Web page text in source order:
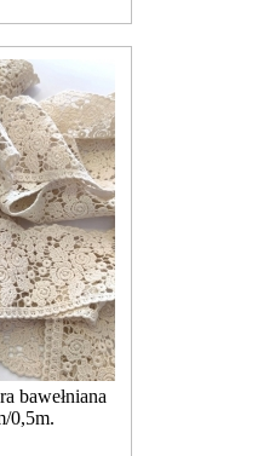
bawełniana
0,5m.